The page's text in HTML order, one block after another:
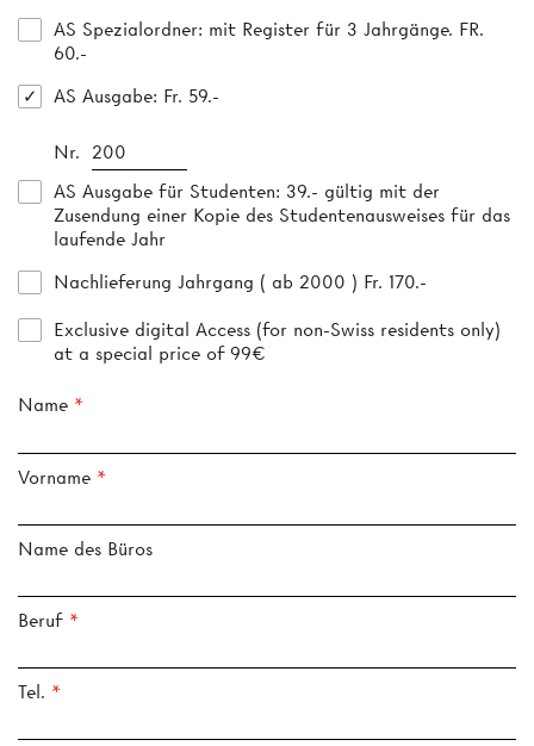
AS Spezialordner: mit Register für 3 Jahrgänge. FR.
60.-
AS Ausgabe: Fr. 59.-
Nr.
AS Ausgabe für Studenten: 39.- gültig mit der
Zusendung einer Kopie des Studentenausweises für das
laufende Jahr
Nachlieferung Jahrgang ( ab 2000 ) Fr. 170.-
Exclusive digital Access (for non-Swiss residents only)
at a special price of 99€
Name
Vorname
Name des Büros
Beruf
Tel.